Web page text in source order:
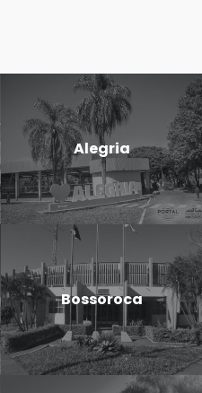
Alegria
Bossoroca